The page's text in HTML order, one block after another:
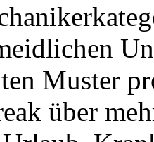
Muster
über